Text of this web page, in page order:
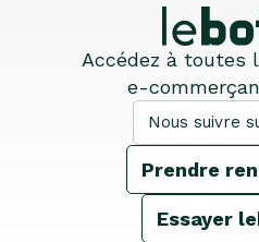
Accédez à toutes
e-
Nous suivre
Prendre
Essayer